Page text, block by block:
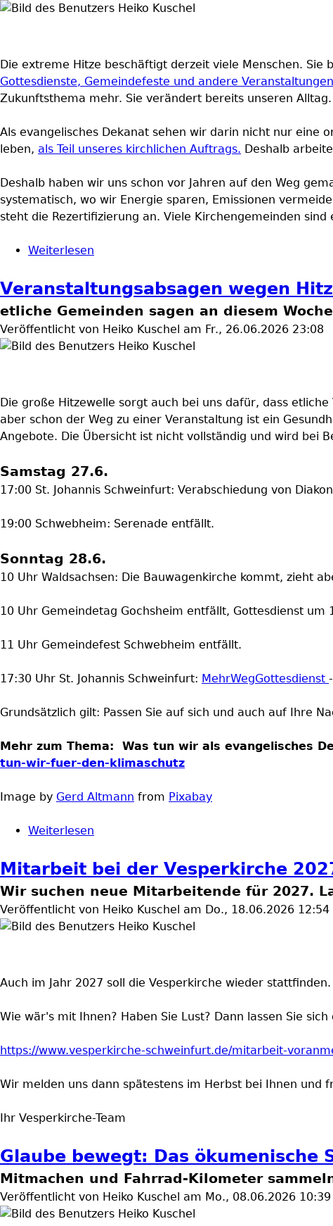
Die extreme Hitze beschäftigt derzeit viele Menschen.
Gottesdienste, Gemeindefeste und andere
Zukunftsthema mehr. Sie verändert bereits unseren Alltag.
Als evangelisches Dekanat sehen wir darin nicht nur eine
leben, als Teil unseres kirchlichen Auftrags. Deshalb
Deshalb haben wir uns schon vor Jahren auf den Weg
systematisch, wo wir Energie sparen, Emissionen
steht die Rezertifizierung an. Viele Kirchengemeinden sind
Weiterlesen
Veranstaltungsabsagen wegen
etliche Gemeinden sagen an diesem
Veröffentlicht von Heiko Kuschel am Fr., 26.06.2026 23:08
Die große Hitzewelle sorgt auch bei uns dafür, dass
aber schon der Weg zu einer Veranstaltung ist ein
Angebote. Die Übersicht ist nicht vollständig und wird bei
Samstag 27.6.
17:00 St. Johannis Schweinfurt: Verabschiedung von
19:00 Schwebheim: Serenade entfällt.
Sonntag 28.6.
10 Uhr Waldsachsen: Die Bauwagenkirche kommt, zieht
10 Uhr Gemeindetag Gochsheim entfällt, Gottesdienst
11 Uhr Gemeindefest Schwebheim entfällt.
17:30 Uhr St. Johannis Schweinfurt: MehrWegGottesdienst
Grundsätzlich gilt: Passen Sie auf sich und auch auf Ihre
Mehr zum Thema: Was tun wir als evangelisches
tun-wir-fuer-den-klimaschutz
Image by Gerd Altmann from Pixabay
Weiterlesen
Mitarbeit bei der Vesperkirche
Wir suchen neue Mitarbeitende für 2027.
Veröffentlicht von Heiko Kuschel am Do., 18.06.2026 12:54
Auch im Jahr 2027 soll die Vesperkirche wieder
Wie wär's mit Ihnen? Haben Sie Lust? Dann lassen Sie
https://www.vesperkirche-schweinfurt.de/mitarbeit-
Wir melden uns dann spätestens im Herbst bei Ihnen und
Ihr Vesperkirche-Team
Glaube bewegt: Das ökumenische
Mitmachen und Fahrrad-Kilometer
Veröffentlicht von Heiko Kuschel am Mo., 08.06.2026 10:39